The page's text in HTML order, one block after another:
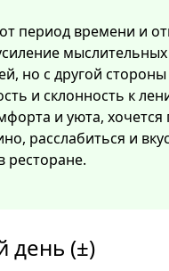
период времени и
мыслительных
но с другой стороны
и склонность к
и уюта, хочется
расслабиться и
ресторане.
день (±)